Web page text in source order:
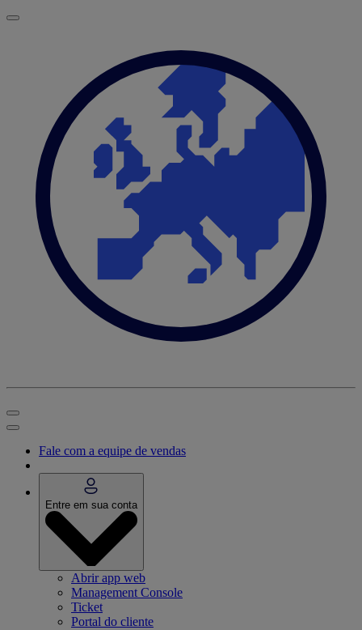
Fale com a equipe de vendas
Entre em sua conta
Abrir app web
Management Console
Ticket
Portal do cliente